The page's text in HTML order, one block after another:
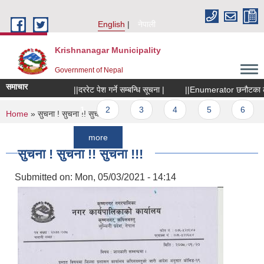
English
नेपाली
Krishnanagar Municipality
Government of Nepal
समाचार ||दररेट पेश गर्ने सम्बन्धि सूचना | ||Enumerator छनौटका लागि
Pages
1 2
You are here
Home » सुचना ! सुचना !! सुचना !!!
सुचना ! सुचना !! सुचना !!!
Submitted on: Mon, 05/03/2021 - 14:14